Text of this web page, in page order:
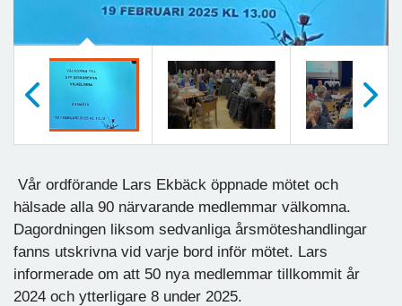
Vår ordförande Lars Ekbäck öppnade mötet och
hälsade alla 90 närvarande medlemmar välkomna.
Dagordningen liksom sedvanliga årsmöteshandlingar
fanns utskrivna vid varje bord inför mötet. Lars
informerade om att 50 nya medlemmar tillkommit år
2024 och ytterligare 8 under 2025.